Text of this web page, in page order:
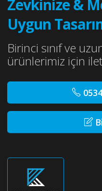
Zevkinize &
Uygun
Birinci sınıf ve
ürünlerimiz için